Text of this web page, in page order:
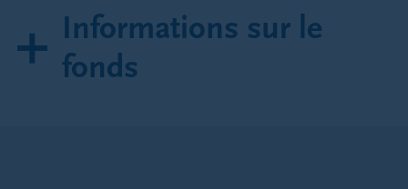
Informations sur le
fonds